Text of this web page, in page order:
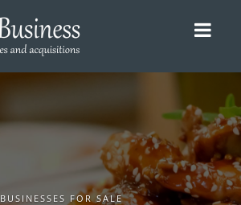
BUSINESSES FOR SALE